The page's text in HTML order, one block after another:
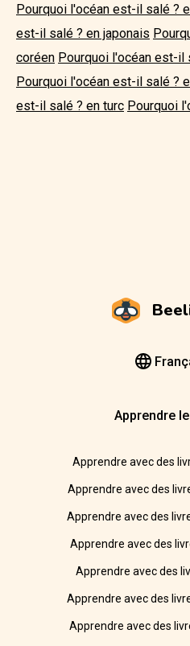
Pourquoi l'océan est-il salé ?
est-il salé ? en japonais
coréen Pourquoi l'océan est-il
Pourquoi l'océan est-il salé ?
est-il salé ? en turc Pourquoi
Apprendre
Apprendre avec des
Apprendre avec des
Apprendre avec des
Apprendre avec des
Apprendre avec des
Apprendre avec des
Apprendre avec des